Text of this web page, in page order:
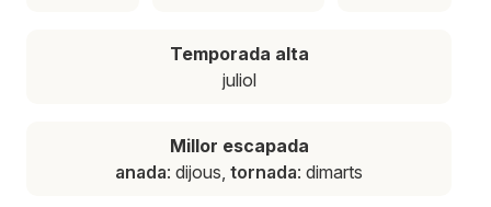
Temporada alta
juliol
Millor escapada
anada: dijous, tornada: dimarts